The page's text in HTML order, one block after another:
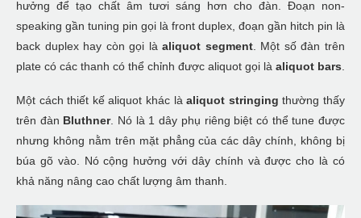
hưởng để tạo chất âm tươi sáng hơn cho đàn. Đoạn non-
speaking gần tuning pin gọi là front duplex, đoạn gần hitch pin là
back duplex hay còn gọi làaliquot segment. Một số đàn trên
plate có các thanh có thể chỉnh được aliquot gọi là aliquot bars
Một cách thiết kế aliquot khác làaliquot stringingthường thấy
trên đàn Bluthner. Nó là 1 dây phụ riêng biệt có thể tune được
nhưng không nằm trên mặt phẳng của các dây chính, không bị
búa gõ vào. Nó cộng hưởng với dây chính và được cho là có
khả năng nâng cao chất lượng âm thanh.